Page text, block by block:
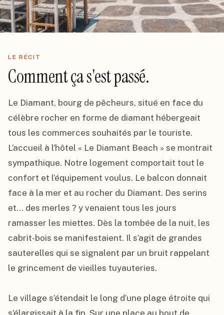
LE RÉCIT
Comment ça s'est passé.
Le Diamant, bourg de pêcheurs, situé en face du
célèbre rocher en forme de diamant hébergeait
tous les commerces souhaités par le touriste.
L’accueil à l’hôtel « Le Diamant Beach » se montrait
sympathique. Notre logement comportait tout le
confort et l’équipement voulus. Le balcon donnait
face à la mer et au rocher du Diamant. Des serins
et… des merles ? y venaient tous les jours
ramasser les miettes. Dès la tombée de la nuit, les
cabrit-bois se manifestaient. Il s’agit de grandes
sauterelles qui se signalent par un bruit rappelant
le grincement de vieilles tuyauteries.
Le village s’étendait le long d’une plage étroite qui
s’élargissait à la fin. Sur une place au bout de